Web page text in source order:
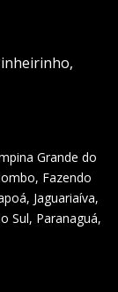
Grande do
Fazendo
Jaguariaíva,
Sul, Paranaguá,